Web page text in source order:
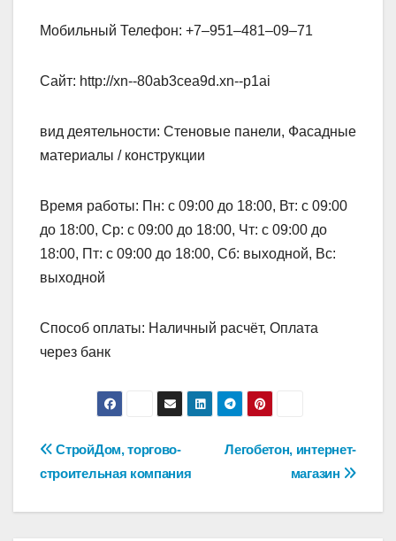
Мобильный Телефон: +7‒951‒481‒09‒71
Сайт: http://xn--80ab3cea9d.xn--p1ai
вид деятельности: Стеновые панели, Фасадные
материалы / конструкции
Время работы: Пн: с 09:00 до 18:00, Вт: с 09:00
до 18:00, Ср: с 09:00 до 18:00, Чт: с 09:00 до
18:00, Пт: с 09:00 до 18:00, Сб: выходной, Вс:
выходной
Способ оплаты: Наличный расчёт, Оплата
через банк
Навигация
по
Легобетон, интернет-
магазин
СтройДом, торгово-
строительная компания